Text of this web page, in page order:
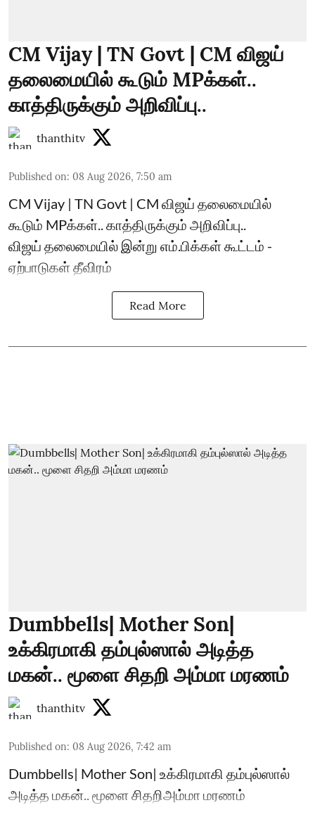
CM Vijay | TN Govt | CM விஜய்
தலைமையில் கூடும் MPக்கள்..
காத்திருக்கும் அறிவிப்பு..
thanthitv
Published on: 08 Aug 2026, 7:50 am
CM Vijay | TN Govt | CM விஜய் தலைமையில்
கூடும் MPக்கள்.. காத்திருக்கும் அறிவிப்பு..
விஜய் தலைமையில் இன்று எம்.பிக்கள் கூட்டம் -
ஏற்பாடுகள் தீவிரம்
Read More
Dumbbells| Mother Son|
உக்கிரமாகி தம்புல்ஸால் அடித்த
மகன்.. மூளை சிதறி அம்மா மரணம்
thanthitv
Published on: 08 Aug 2026, 7:42 am
Dumbbells| Mother Son| உக்கிரமாகி தம்புல்ஸால்
அடித்த மகன்.. மூளை சிதறிஅம்மா மரணம்